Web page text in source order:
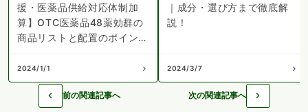
援・医薬品供給対応体制加
算】OTC医薬品48薬効群の
商品リストと配置のポイント
2024/1/1
｜成分・選び方まで徹底解
説！
2024/3/7
前の関連記事へ 次の関連記事へ